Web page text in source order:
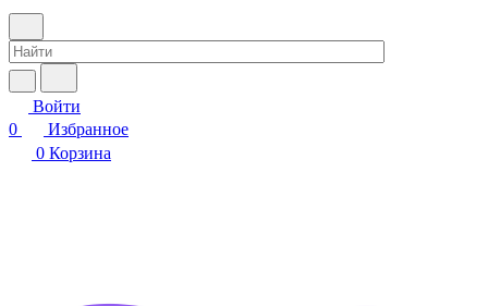
Войти
0
Избранное
0 Корзина